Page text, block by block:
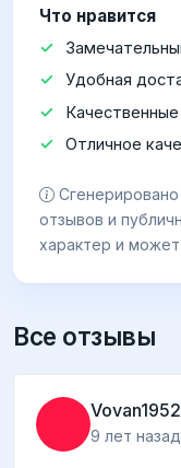
Что нравится
Удобная
Отличное
отзывов и
характер и
Все отзывы
Vovan1952
9 лет назад